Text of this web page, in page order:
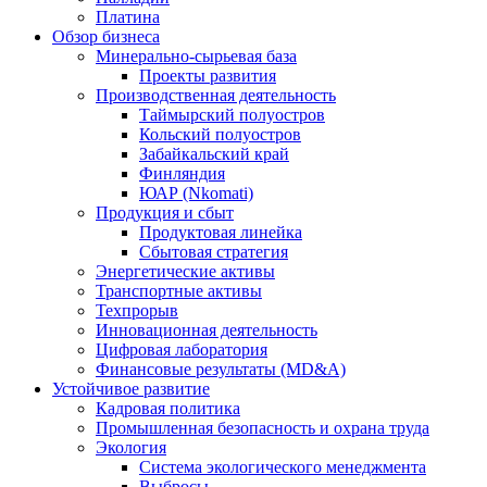
Платина
Обзор бизнеса
Минерально-сырьевая база
Проекты развития
Производственная деятельность
Таймырский полуостров
Кольский полуостров
Забайкальский край
Финляндия
ЮАР (Nkomati)
Продукция и сбыт
Продуктовая линейка
Сбытовая стратегия
Энергетические активы
Транспортные активы
Техпрорыв
Инновационная деятельность
Цифровая лаборатория
Финансовые результаты (MD&A)
Устойчивое развитие
Кадровая политика
Промышленная безопасность и охрана труда
Экология
Система экологического менеджмента